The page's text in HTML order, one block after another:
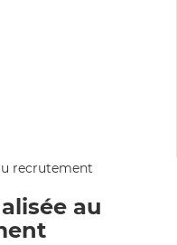
au